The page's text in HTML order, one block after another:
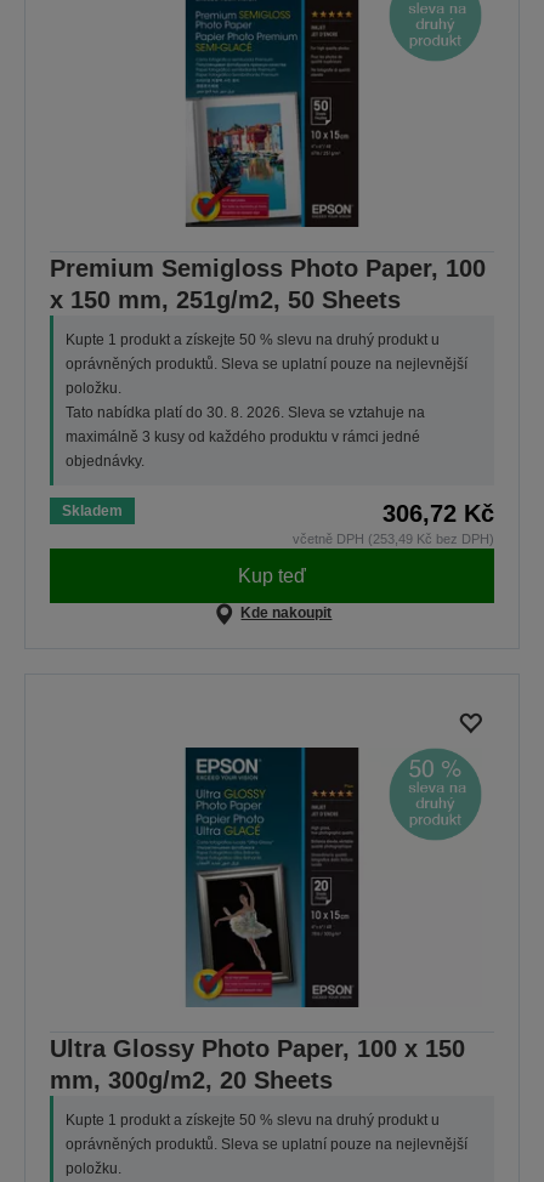
Premium Semigloss Photo Paper, 100
x 150 mm, 251g/m2, 50 Sheets
Kupte 1 produkt a získejte 50 % slevu na druhý produkt u
oprávněných produktů. Sleva se uplatní pouze na nejlevnější
položku.
Tato nabídka platí do 30. 8. 2026. Sleva se vztahuje na
maximálně 3 kusy od každého produktu v rámci jedné
objednávky.
Skladem 306,72 Kč
včetně DPH (253,49 Kč bez DPH)
Kup teď
Kde nakoupit
Ultra Glossy Photo Paper, 100 x 150
mm, 300g/m2, 20 Sheets
Kupte 1 produkt a získejte 50 % slevu na druhý produkt u
oprávněných produktů. Sleva se uplatní pouze na nejlevnější
položku.